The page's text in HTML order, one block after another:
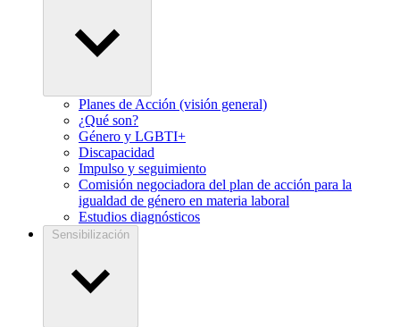
Planes de Acción (visión general)
¿Qué son?
Género y LGBTI+
Discapacidad
Impulso y seguimiento
Comisión negociadora del plan de acción para la
igualdad de género en materia laboral
Estudios diagnósticos
Sensibilización